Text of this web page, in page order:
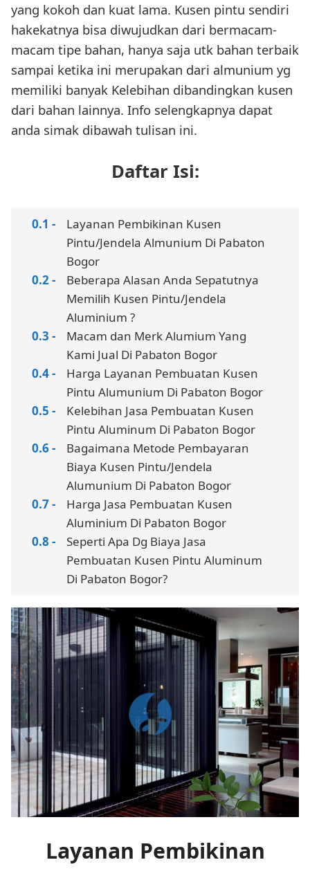
yang kokoh dan kuat lama. Kusen pintu sendiri
hakekatnya bisa diwujudkan dari bermacam-
macam tipe bahan, hanya saja utk bahan terbaik
sampai ketika ini merupakan dari almunium yg
memiliki banyak Kelebihan dibandingkan kusen
dari bahan lainnya. Info selengkapnya dapat
anda simak dibawah tulisan ini.
Daftar Isi:
Layanan Pembikinan Kusen
Pintu/Jendela Almunium Di Pabaton
Bogor
Beberapa Alasan Anda Sepatutnya
Memilih Kusen Pintu/Jendela
Aluminium ?
Macam dan Merk Alumium Yang
Kami Jual Di Pabaton Bogor
Harga Layanan Pembuatan Kusen
Pintu Alumunium Di Pabaton Bogor
Kelebihan Jasa Pembuatan Kusen
Pintu Aluminum Di Pabaton Bogor
Bagaimana Metode Pembayaran
Biaya Kusen Pintu/Jendela
Alumunium Di Pabaton Bogor
Harga Jasa Pembuatan Kusen
Aluminium Di Pabaton Bogor
Seperti Apa Dg Biaya Jasa
Pembuatan Kusen Pintu Aluminum
Di Pabaton Bogor?
Layanan Pembikinan